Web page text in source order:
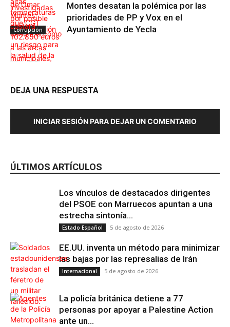
Barcelona
Corrupción
Montes desatan la polémica por las
prioridades de PP y Vox en el
Ayuntamiento de Yecla
DEJA UNA RESPUESTA
INICIAR SESIÓN PARA DEJAR UN COMENTARIO
ÚLTIMOS ARTÍCULOS
Los vínculos de destacados dirigentes
del PSOE con Marruecos apuntan a una
estrecha sintonía...
Estado Español 5 de agosto de 2026
EE.UU. inventa un método para minimizar
las bajas por las represalias de Irán
Internacional 5 de agosto de 2026
La policía británica detiene a 77
personas por apoyar a Palestine Action
ante un...